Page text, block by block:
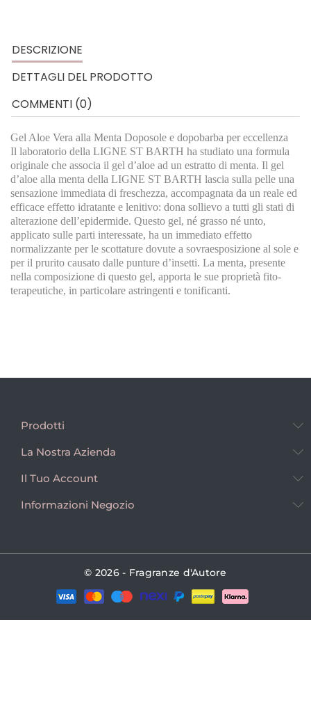
DESCRIZIONE
DETTAGLI DEL PRODOTTO
COMMENTI (0)
Gel Aloe Vera alla Menta Doposole e dopobarba per eccellenza
Il laboratorio della LIGNE ST BARTH ha studiato una formula
originale che associa il gel d’aloe ad un estratto di menta. Il gel
d’aloe alla menta della LIGNE ST BARTH lascia sulla pelle una
sensazione immediata di freschezza, accompagnata da un reale ed
efficace effetto idratante e lenitivo: dona sollievo a tutti gli stati di
alterazione dell’epidermide. Questo gel, né grasso né unto,
applicato sulle parti interessate, ha un immediato effetto
normalizzante per le scottature dovute a sovraesposizione al sole e
per il prurito causato dalle punture d’insetti. La menta, presente
nella composizione di questo gel, apporta le sue proprietà fito-
terapeutiche, in particolare astringenti e tonificanti.
Prodotti
La Nostra Azienda
Il Tuo Account
Informazioni Negozio
© 2026 - Fragranze d'Autore